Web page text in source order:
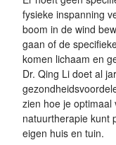
fysieke inspanning
boom in de wind
gaan of de
komen lichaam en
Dr. Qing Li doet al
zien hoe je
natuurtherapie kunt
eigen huis en tuin.